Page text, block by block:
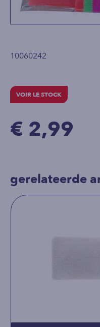
10060242
VOIR LE STOCK
€ 2,99
gerelateerde